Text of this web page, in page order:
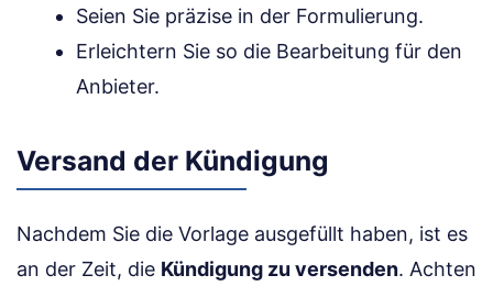
Seien Sie präzise in der Formulierung.
Erleichtern Sie so die Bearbeitung für den
Anbieter.
Versand der Kündigung
Nachdem Sie die Vorlage ausgefüllt haben, ist es
an der Zeit, die Kündigung zu versenden. Achten